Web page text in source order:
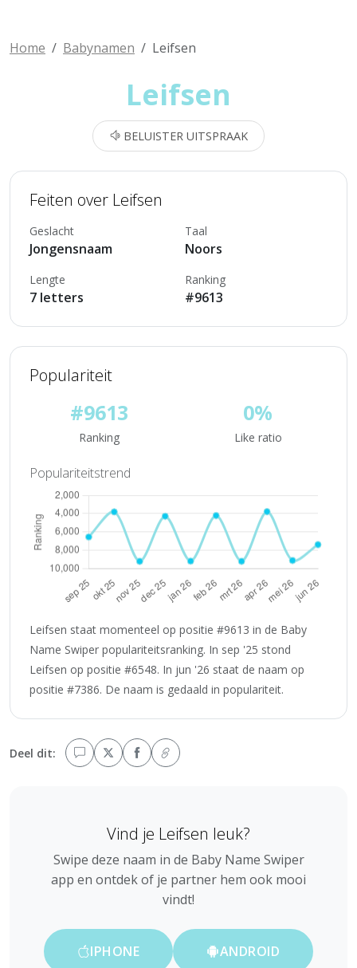
Home Babynamen Leifsen
Leifsen
BELUISTER UITSPRAAK
Feiten over Leifsen
Geslacht
Jongensnaam
Taal
Noors
Lengte
7 letters
Ranking
#9613
Populariteit
#9613
Ranking
0%
Like ratio
Populariteitstrend
Leifsen staat momenteel op positie #9613 in de Baby
Name Swiper populariteitsranking. In sep '25 stond
Leifsen op positie #6548. In jun '26 staat de naam op
positie #7386. De naam is gedaald in populariteit.
Deel dit:
Vind je Leifsen leuk?
Swipe deze naam in de Baby Name Swiper
app en ontdek of je partner hem ook mooi
vindt!
IPHONE ANDROID